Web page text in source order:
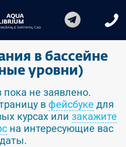
в бассейне
уровни)
не заявлено.
в фейсбуке для
курсах или закажите
на интересующие вас
даты.